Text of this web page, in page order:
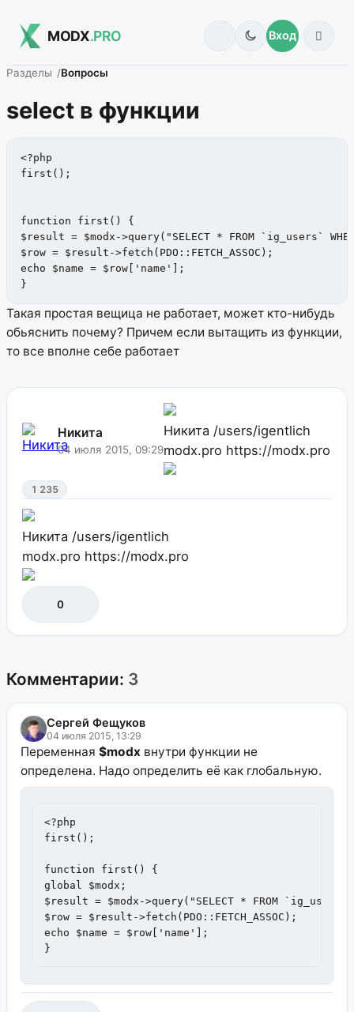
MODX.PRO Вход
Разделы Вопросы
select в функции
<?php
first();
function first() {
$result = $modx->query("SELECT * FROM `ig_users`
$row = $result->fetch(PDO::FETCH_ASSOC);
echo $name = $row['name'];
}
Такая простая вещица не работает, может кто-нибудь
обьяснить почему? Причем если вытащить из функции,
то все вполне себе работает
Никита
04 июля 2015, 09:29
Никита /users/igentlich
modx.pro https://modx.pro
1 235
Никита /users/igentlich
modx.pro https://modx.pro
0
Комментарии: 3
Сергей Фещуков
04 июля 2015, 13:29
Переменная $modxвнутри функции не
определена. Надо определить её как глобальную.
<?php
first();
function first() {
global $modx;
$result = $modx->query("SELECT * FROM
$row = $result->fetch(PDO::FETCH_ASSOC);
echo $name = $row['name'];
}